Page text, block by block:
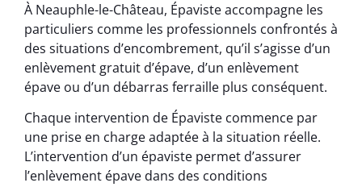
À Neauphle-le-Château, Épaviste accompagne les
particuliers comme les professionnels confrontés à
des situations d’encombrement, qu’il s’agisse d’un
enlèvement gratuit d’épave, d’un enlèvement
épave ou d’un débarras ferraille plus conséquent.
Chaque intervention de Épaviste commence par
une prise en charge adaptée à la situation réelle.
L’intervention d’un épaviste permet d’assurer
l’enlèvement épave dans des conditions